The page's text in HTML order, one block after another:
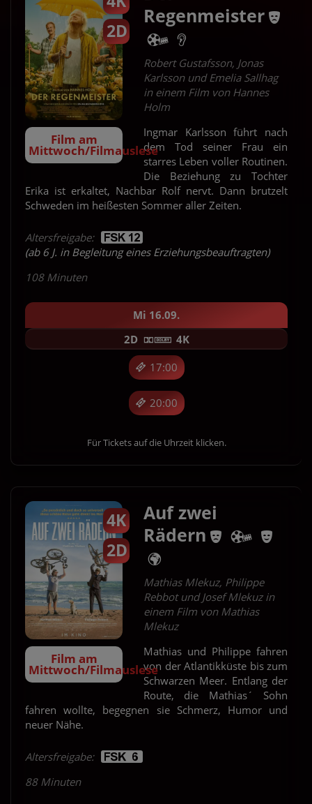
2D
Film am
Mittwoch/Filmauslese
Regenmeister
Robert Gustafsson, Jonas
Karlsson und Emelia Sallhag
in einem Film von Hannes
Holm
Ingmar Karlsson führt nach
dem Tod seiner Frau ein
starres Leben voller Routinen.
Die Beziehung zu Tochter
Erika ist erkaltet, Nachbar Rolf nervt. Dann brutzelt
Schweden im heißesten Sommer aller Zeiten.
Altersfreigabe:
(ab 6 J. in Begleitung eines Erziehungsbeauftragten)
108 Minuten
Mi 16.09.
17:00
20:00
2D 4K
Für Tickets auf die Uhrzeit klicken.
4K
2D
Film am
Mittwoch/Filmauslese
Auf zwei
Rädern
Mathias Mlekuz, Philippe
Rebbot und Josef Mlekuz in
einem Film von Mathias
Mlekuz
Mathias und Philippe fahren
von der Atlantikküste bis zum
Schwarzen Meer. Entlang der
Route, die Mathias´ Sohn
fahren wollte, begegnen sie Schmerz, Humor und
neuer Nähe.
Altersfreigabe:
88 Minuten